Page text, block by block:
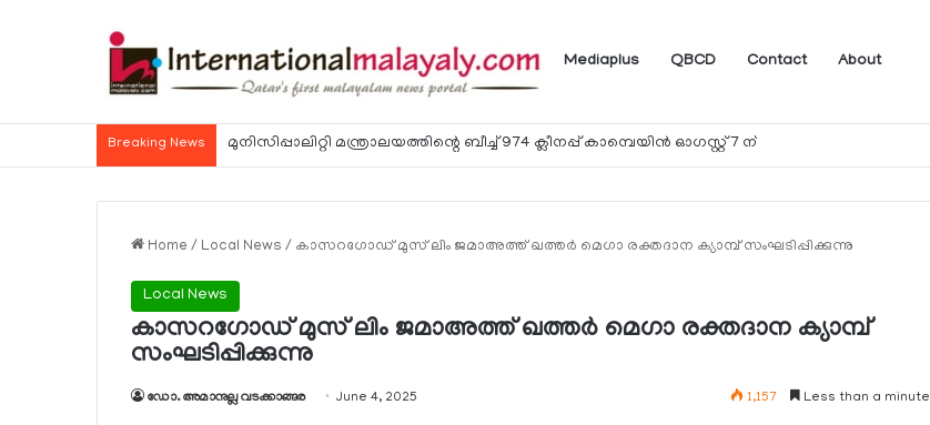
Mediaplus QBCD Contact About
Breaking News ഭക്ഷ്യ വിഷബാധ സംബന്ധിച്ച കേസുകള്‍ 24 മണിക്കൂറിനകം റിപ്പോര്‍ട്ട് ചെയ്യണം
Home / Local News / കാസറഗോഡ് മുസ് ലിം ജമാഅത്ത് ഖത്തര്‍ മെഗാ രക്തദാന ക്യാമ്പ് സംഘടിപ്പിക്കുന്നു
Local News
കാസറഗോഡ് മുസ് ലിം ജമാഅത്ത് ഖത്തര്‍ മെഗാ രക്തദാന ക്യാമ്പ്
സംഘടിപ്പിക്കുന്നു
ഡോ. അമാനുല്ല വടക്കാങ്ങര June 4, 2025 1,157 Less than a minute